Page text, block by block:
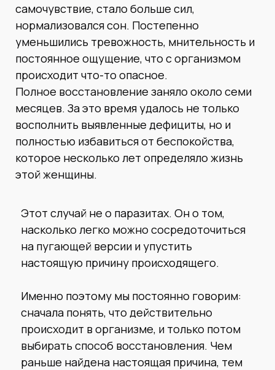
самочувствие, стало больше сил,
нормализовался сон. Постепенно
уменьшились тревожность, мнительность и
постоянное ощущение, что с организмом
происходит что-то опасное.
Полное восстановление заняло около семи
месяцев. За это время удалось не только
восполнить выявленные дефициты, но и
полностью избавиться от беспокойства,
которое несколько лет определяло жизнь
этой женщины.
Этот случай не о паразитах. Он о том,
насколько легко можно сосредоточиться
на пугающей версии и упустить
настоящую причину происходящего.
Именно поэтому мы постоянно говорим:
сначала понять, что действительно
происходит в организме, и только потом
выбирать способ восстановления. Чем
раньше найдена настоящая причина, тем